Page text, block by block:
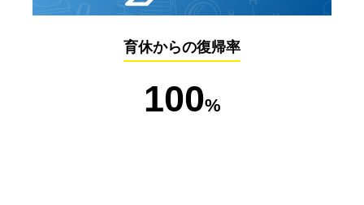
育休からの復帰率
100%